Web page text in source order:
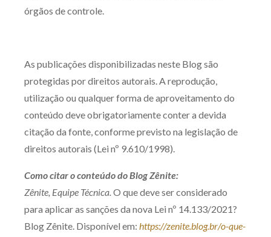
órgãos de controle.
As publicações disponibilizadas neste Blog são
protegidas por direitos autorais. A reprodução,
utilização ou qualquer forma de aproveitamento do
conteúdo deve obrigatoriamente conter a devida
citação da fonte, conforme previsto na legislação de
direitos autorais (Lei nº 9.610/1998).
Como citar o conteúdo do Blog Zênite:
Zênite, Equipe Técnica.O que deve ser considerado
para aplicar as sanções da nova Lei nº 14.133/2021?
Blog Zênite. Disponível em: https://zenite.blog.br/o-que-